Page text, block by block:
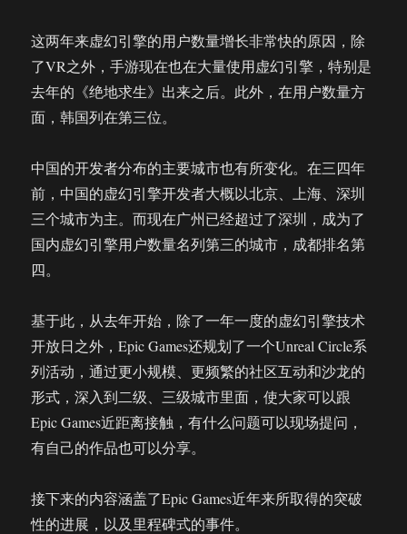
这两年来虚幻引擎的用户数量增长非常快的原因，除
了VR之外，手游现在也在大量使用虚幻引擎，特别是
去年的《绝地求生》出来之后。此外，在用户数量方
面，韩国列在第三位。
中国的开发者分布的主要城市也有所变化。在三四年
前，中国的虚幻引擎开发者大概以北京、上海、深圳
三个城市为主。而现在广州已经超过了深圳，成为了
国内虚幻引擎用户数量名列第三的城市，成都排名第
四。
基于此，从去年开始，除了一年一度的虚幻引擎技术
开放日之外，Epic Games还规划了一个Unreal Circle系
列活动，通过更小规模、更频繁的社区互动和沙龙的
形式，深入到二级、三级城市里面，使大家可以跟
Epic Games近距离接触，有什么问题可以现场提问，
有自己的作品也可以分享。
接下来的内容涵盖了Epic Games近年来所取得的突破
性的进展，以及里程碑式的事件。